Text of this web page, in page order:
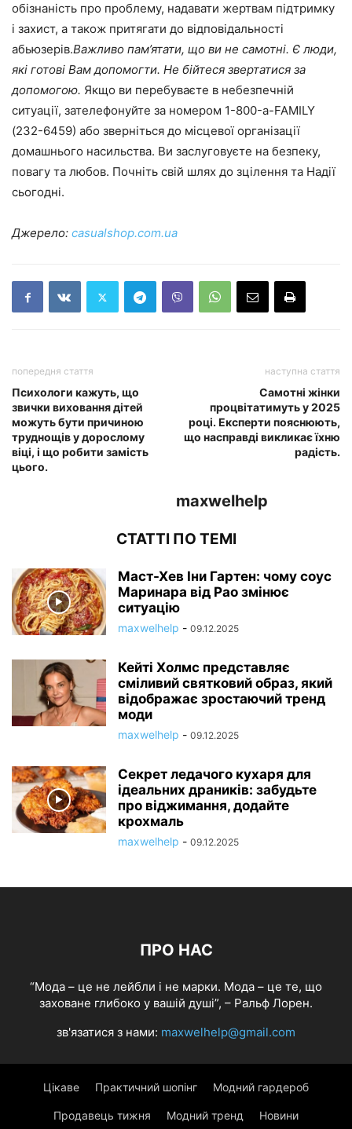
обізнаність про проблему, надавати жертвам підтримку
і захист, а також притягати до відповідальності
абьюзерів.Важливо пам’ятати, що ви не самотні. Є люди,
які готові Вам допомогти. Не бійтеся звертатися за
допомогою. Якщо ви перебуваєте в небезпечній
ситуації, зателефонуйте за номером 1-800-a-FAMILY
(232-6459) або зверніться до місцевої організації
домашнього насильства. Ви заслуговуєте на безпеку,
повагу та любов. Почніть свій шлях до зцілення та Надії
сьогодні.
Джерело: casualshop.com.ua
попередня стаття
Психологи кажуть, що
звички виховання дітей
можуть бути причиною
труднощів у дорослому
віці, і що робити замість
цього.
наступна стаття
Самотні жінки
процвітатимуть у 2025
році. Експерти пояснюють,
що насправді викликає їхню
радість.
maxwelhelp
СТАТТІ ПО ТЕМІ
Маст-Хев Іни Гартен: чому соус
Маринара від Рао змінює
ситуацію
maxwelhelp - 09.12.2025
Кейті Холмс представляє
сміливий святковий образ, який
відображає зростаючий тренд
моди
maxwelhelp - 09.12.2025
Секрет ледачого кухаря для
ідеальних драників: забудьте
про віджимання, додайте
крохмаль
maxwelhelp - 09.12.2025
ПРО НАС
“Мода – це не лейбли і не марки. Мода – це те, що
заховане глибоко у вашій душі”, – Ральф Лорен.
зв'язатися з нами: maxwelhelp@gmail.com
Цікаве Практичний шопінг Модний гардероб
Продавець тижня Модний тренд Новини